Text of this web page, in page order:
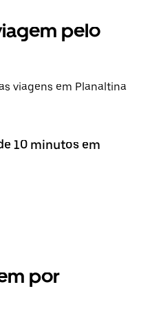
pelo
viagens em Planaltina
10 minutos em
por